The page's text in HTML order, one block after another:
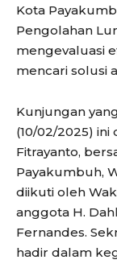
Kota
Pengolahan
mengevaluasi
mencari solusi
Kunjungan
(10/02/2025) ini
Fitrayanto,
Payakumbuh,
diikuti oleh
anggota H.
Fernandes.
hadir dalam